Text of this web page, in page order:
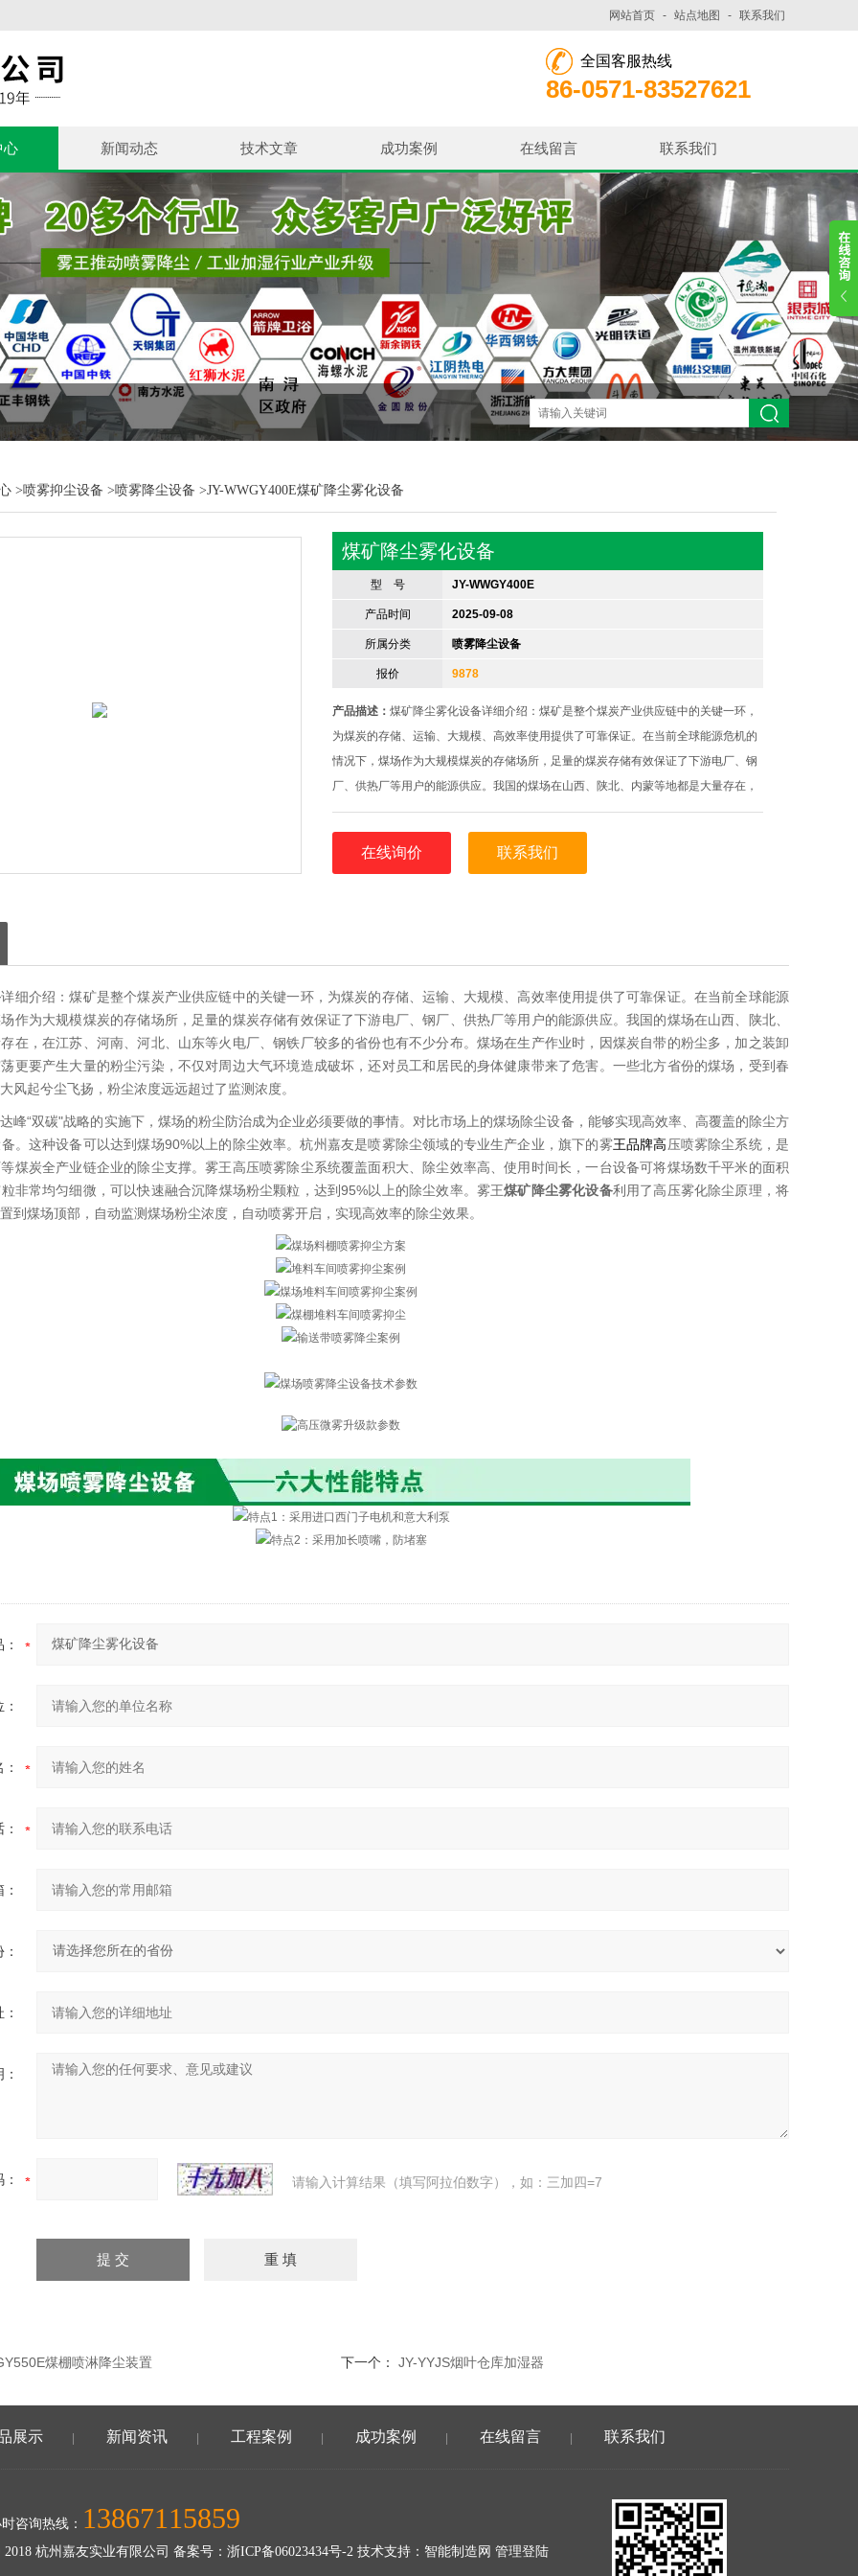
网站首页 - 站点地图 - 联系我们
全国客服热线
86-0571-83527621
心 新闻动态 技术文章 成功案例 在线留言 联系我们
>喷雾抑尘设备 >喷雾降尘设备 >JY-WWGY400E煤矿降尘雾化设备
煤矿降尘雾化设备
型 号 JY-WWGY400E
产品时间 2025-09-08
所属分类 喷雾降尘设备
报价 9878
产品描述：煤矿降尘雾化设备详细介绍：煤矿是整个煤炭产业供应链中的关键一环，
为煤炭的存储、运输、大规模、高效率使用提供了可靠保证。在当前全球能源危机的
情况下，煤场作为大规模煤炭的存储场所，足量的煤炭存储有效保证了下游电厂、钢
厂、供热厂等用户的能源供应。我国的煤场在山西、陕北、内蒙等地都是大量存在，
在江苏、河南、河北、山东等火电厂、钢铁厂较多的省份也有不少分布。煤场在生产
作业时，因煤炭自带的粉尘多，加之装卸过程
在线询价 联系我们
详细介绍：煤矿是整个煤炭产业供应链中的关键一环，为煤炭的存储、运输、大规模、高效率使用提供了可靠保证。在当前全球能源
作为大规模煤炭的存储场所，足量的煤炭存储有效保证了下游电厂、钢厂、供热厂等用户的能源供应。我国的煤场在山西、陕北、
在，在江苏、河南、河北、山东等火电厂、钢铁厂较多的省份也有不少分布。煤场在生产作业时，因煤炭自带的粉尘多，加之装卸
更要产生大量的粉尘污染，不仅对周边大气环境造成破坏，还对员工和居民的身体健康带来了危害。一些北方省份的煤场，受到春
风起兮尘飞扬，粉尘浓度远远超过了监测浓度。
峰“双碳"战略的实施下，煤场的粉尘防治成为企业必须要做的事情。对比市场上的煤场除尘设备，能够实现高效率、高覆盖的除尘方
。这种设备可以达到煤场90%以上的除尘效率。杭州嘉友是喷雾除尘领域的专业生产企业，旗下的雾王品牌高压喷雾除尘系统，是
煤炭全产业链企业的除尘支撑。雾王高压喷雾除尘系统覆盖面积大、除尘效率高、使用时间长，一台设备可将煤场数千平米的面积
非常均匀细微，可以快速融合沉降煤场粉尘颗粒，达到95%以上的除尘效率。雾王煤矿降尘雾化设备利用了高压雾化除尘原理，将
到煤场顶部，自动监测煤场粉尘浓度，自动喷雾开启，实现高效率的除尘效果。
请输入计算结果（填写阿拉伯数字），如：三加四=7
煤棚喷淋降尘装置 下一个： JY-YYJS烟叶仓库加湿器
展示 新闻资讯 工程案例 成功案例 在线留言 联系我们
咨询热线： 13867115859
杭州嘉友实业有限公司 备案号： 浙ICP备06023434号-2 技术支持： 智能制造网 管理登陆